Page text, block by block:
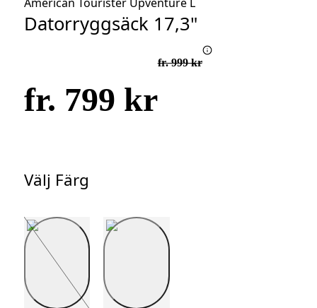
Datorryggsäck 17,3"
fr. 799 kr
fr. 999 kr
Välj Färg
Välj Färg